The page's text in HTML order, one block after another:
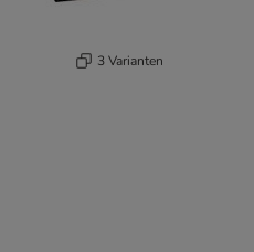
3 Varianten